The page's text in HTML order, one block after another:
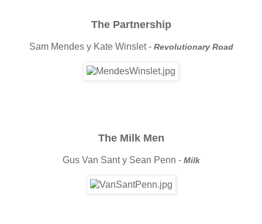
The Partnership
Sam Mendes y Kate Winslet - Revolutionary Road
The Milk Men
Gus Van Sant y Sean Penn - Milk